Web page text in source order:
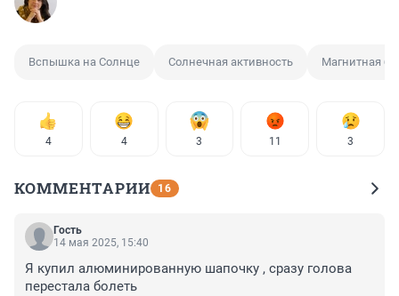
Вспышка на Солнце Солнечная активность Магнитная
4 4 3 11 3
КОММЕНТАРИИ 16
Гость
14 мая 2025, 15:40
Я купил алюминированную шапочку , сразу голова
перестала болеть